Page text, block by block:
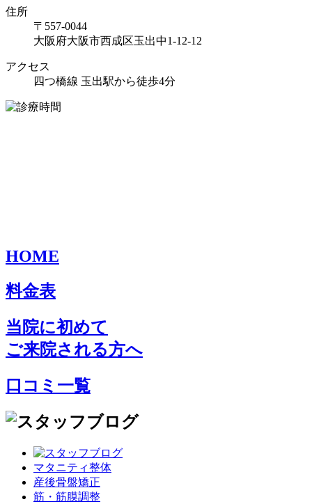
住所
〒557-0044
大阪府大阪市西成区玉出中1-12-12
アクセス
四つ橋線 玉出駅から徒歩4分
HOME
料金表
当院に初めて
ご来院される方へ
口コミ一覧
マタニティ整体
産後骨盤矯正
筋・筋膜調整